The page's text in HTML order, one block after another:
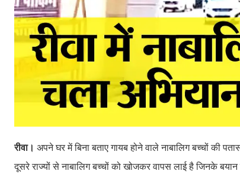
रीवा। अपने घर में बिना बताए गायब होने वाले नाबालिग बच्चों
दूसरे राज्यों से नाबालिग बच्चों को खोजकर वापस लाई है जिनके